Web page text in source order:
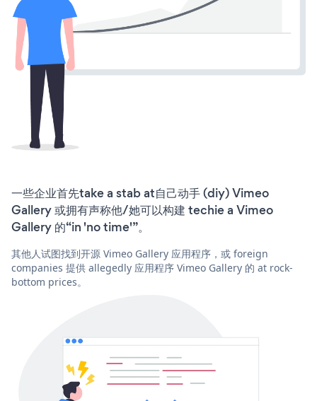
一些企业首先take a stab at自己动手 (diy) Vimeo
Gallery 或拥有声称他/她可以构建 techie a Vimeo
Gallery 的“in 'no time'”。
其他人试图找到开源 Vimeo Gallery 应用程序，或 foreign
companies 提供 allegedly 应用程序 Vimeo Gallery 的 at rock-
bottom prices。